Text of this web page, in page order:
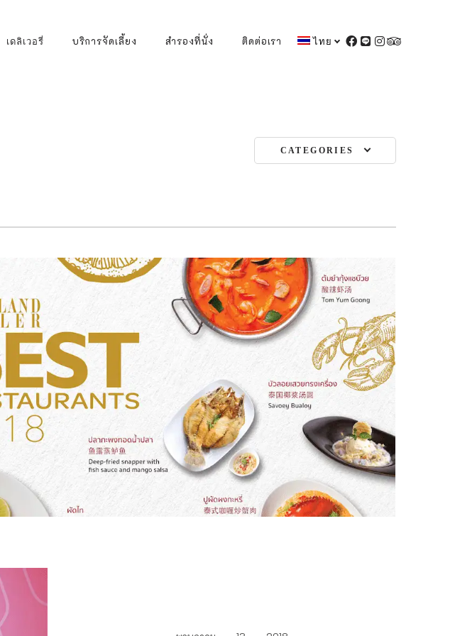
เดลิเวอรี่ บริการจัดเลี้ยง สำรองที่นั่ง ติดต่อเรา ไทย
FACEBOOK
LINEINSTAGRAM
CATEGORIES